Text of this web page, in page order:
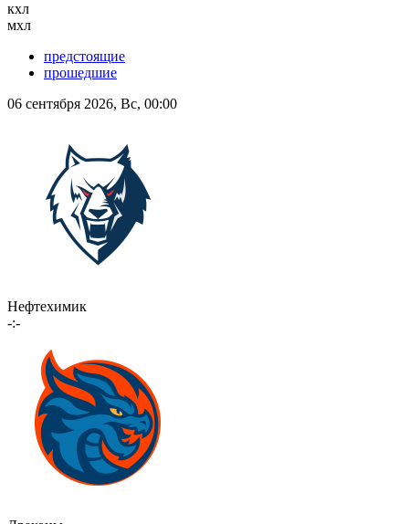
кхл
мхл
предстоящие
прошедшие
06 сентября 2026, Вс, 00:00
Нефтехимик
-:-